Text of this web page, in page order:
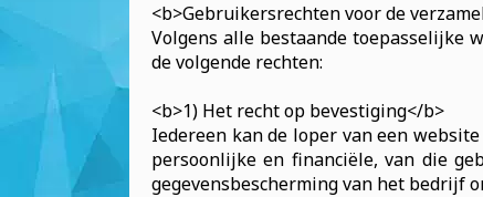
<b>Gebruikersrechten voor de
Volgens alle bestaande toepasselijke
de volgende rechten:
<b>1) Het recht op bevestiging</b>
Iedereen kan de loper van een
persoonlijke en financiële, van die
gegevensbescherming van het bedrijf